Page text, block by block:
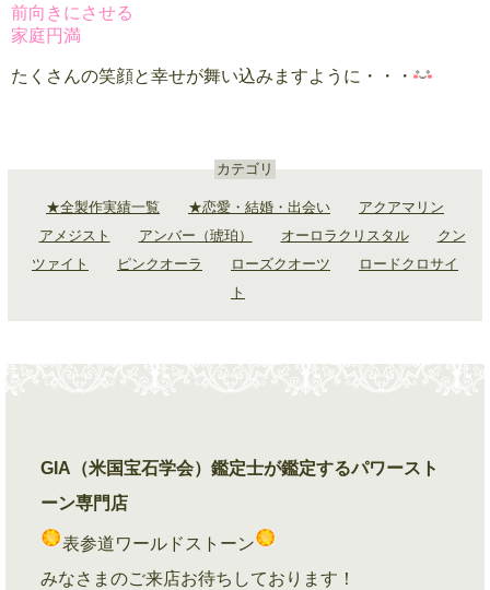
前向きにさせる
家庭円満
たくさんの笑顔と幸せが舞い込みますように・・・
カテゴリ
★全製作実績一覧 ★恋愛・結婚・出会い
アクアマリン
アメジスト
アンバー（琥珀） オーロラクリスタル
クン
ツァイト
ピンクオーラ ローズクオーツ
ロードクロサイ
ト
GIA（米国宝石学会）鑑定士が鑑定するパワースト
ーン専門店
表参道ワールドストーン
みなさまのご来店お待ちしております！